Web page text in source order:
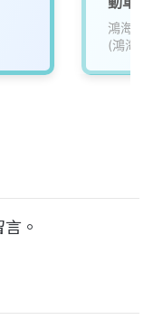
(EV)
鴻海精
(鴻海)
。